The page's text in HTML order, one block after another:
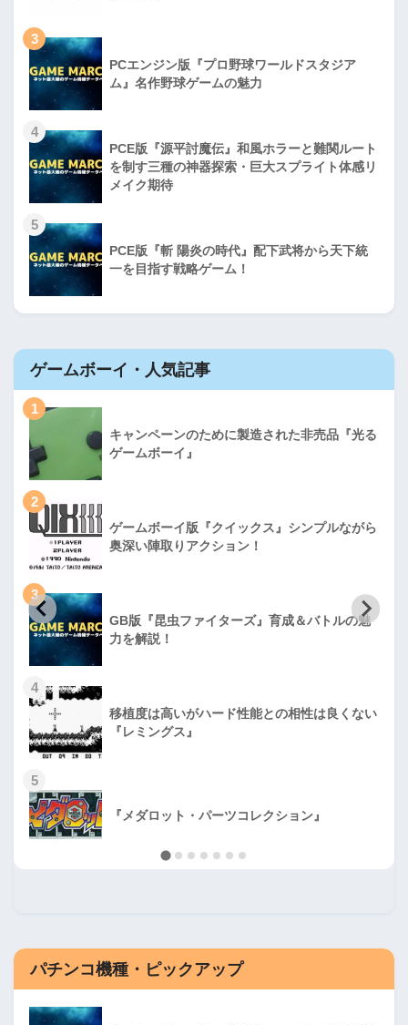
3
PCエンジン版『プロ野球ワールドスタジア
ム』名作野球ゲームの魅力
4
PCE版『源平討魔伝』和風ホラーと難関ルート
を制す三種の神器探索・巨大スプライト体感リ
メイク期待
5
PCE版『斬 陽炎の時代』配下武将から天下統
一を目指す戦略ゲーム！
ゲームボーイ・人気記事
1
キャンペーンのために製造された非売品『光る
ゲームボーイ』
2
ゲームボーイ版『クイックス』シンプルながら
奥深い陣取りアクション！
3
GB版『昆虫ファイターズ』育成＆バトルの魅
力を解説！
4
移植度は高いがハード性能との相性は良くない
『レミングス』
5
『メダロット・パーツコレクション』
パチンコ機種・ピックアップ